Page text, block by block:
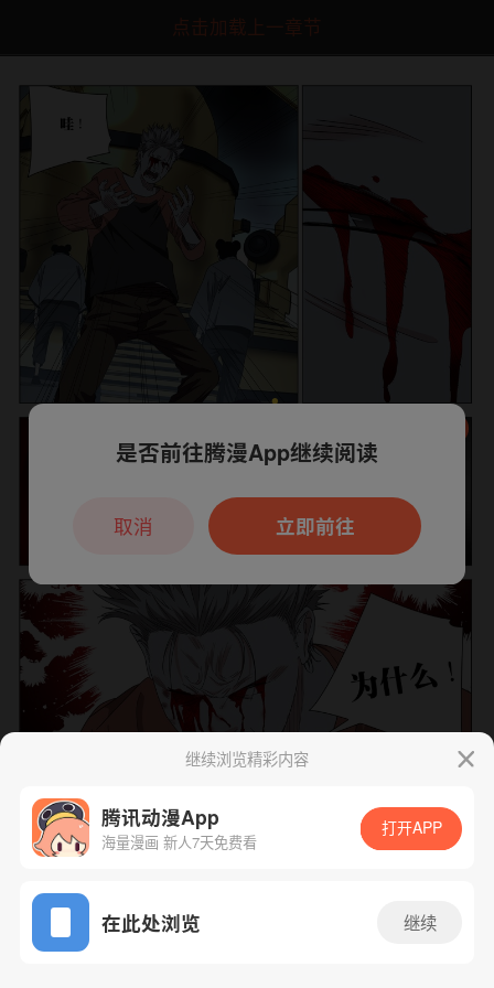
点击加载上一章节
App免费看
下一话
继续浏览精彩内容
腾讯动漫App
海量漫画 新人7天免费看
打开APP
在此处浏览 继续
本章节仅支持App阅读，可打开App新用
户7天免费看
是否前往腾漫App继续阅读
立即前往
取消